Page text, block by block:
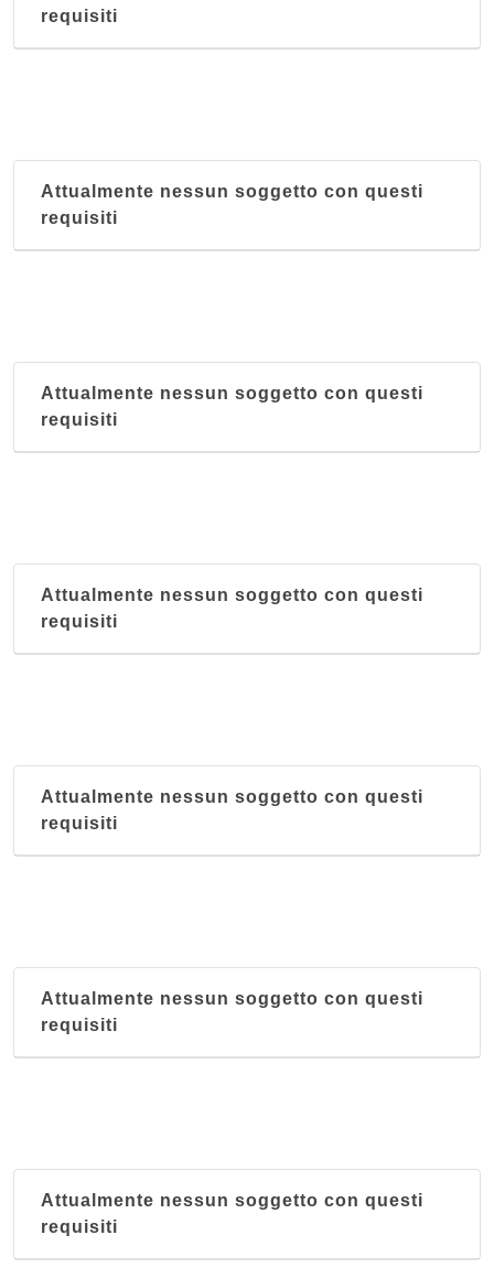
requisiti
Attualmente nessun soggetto con questi
requisiti
Attualmente nessun soggetto con questi
requisiti
Attualmente nessun soggetto con questi
requisiti
Attualmente nessun soggetto con questi
requisiti
Attualmente nessun soggetto con questi
requisiti
Attualmente nessun soggetto con questi
requisiti